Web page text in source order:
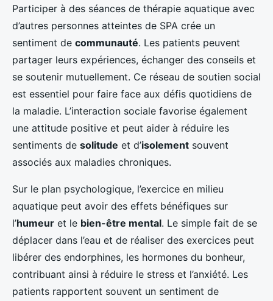
Participer à des séances de thérapie aquatique avec
d’autres personnes atteintes de SPA crée un
sentiment de communauté. Les patients peuvent
partager leurs expériences, échanger des conseils et
se soutenir mutuellement. Ce réseau de soutien social
est essentiel pour faire face aux défis quotidiens de
la maladie. L’interaction sociale favorise également
une attitude positive et peut aider à réduire les
sentiments de solitude et d’isolement souvent
associés aux maladies chroniques.
Sur le plan psychologique, l’exercice en milieu
aquatique peut avoir des effets bénéfiques sur
l’humeur et le bien-être mental. Le simple fait de se
déplacer dans l’eau et de réaliser des exercices peut
libérer des endorphines, les hormones du bonheur,
contribuant ainsi à réduire le stress et l’anxiété. Les
patients rapportent souvent un sentiment de